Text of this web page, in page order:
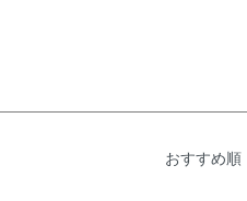
おすすめ順